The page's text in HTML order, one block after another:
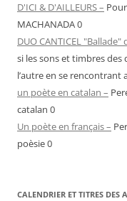
D'ICI & D'AILLEURS –
MACHANADA 0
DUO CANTICEL
si les sons et timbres des
l’autre en se
un poète en catalan –
catalan 0
Un poète en français –
poèsie 0
CALENDRIER ET TITRES DES